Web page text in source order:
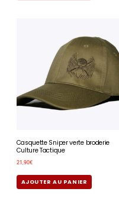
Casquette Sniper verte broderie
Culture Tactique
21,90€
AJOUTER AU PANIER